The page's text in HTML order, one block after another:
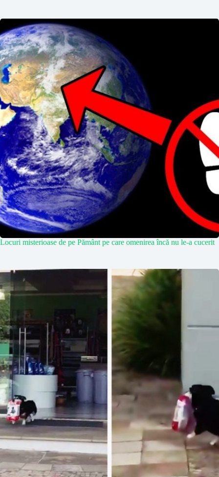
Locuri misterioase de pe Pământ pe care omenirea încă nu le-a cucerit